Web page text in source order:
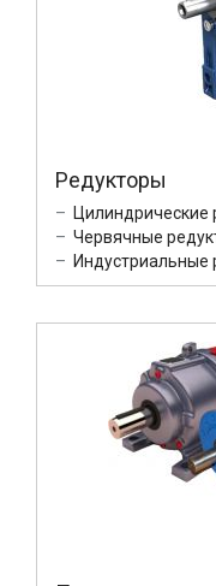
Редукторы
Цилиндрические
Червячные
Индустриальные